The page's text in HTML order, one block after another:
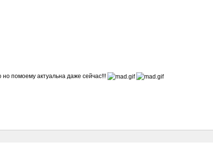
помоему актуальна даже сейчас!!!